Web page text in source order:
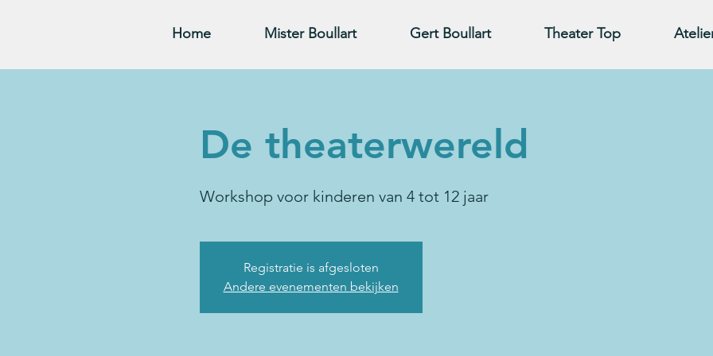
Home Mister Boullart Gert Boullart Theater Top
De theaterwereld
Workshop voor kinderen van 4 tot 12 jaar
Registratie is afgesloten
Andere evenementen bekijken